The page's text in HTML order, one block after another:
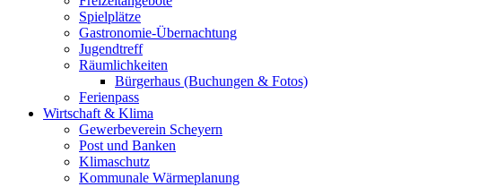
Spielplätze
Gastronomie-Übernachtung
Jugendtreff
Räumlichkeiten
Bürgerhaus (Buchungen & Fotos)
Ferienpass
Wirtschaft & Klima
Gewerbeverein Scheyern
Post und Banken
Klimaschutz
Kommunale Wärmeplanung